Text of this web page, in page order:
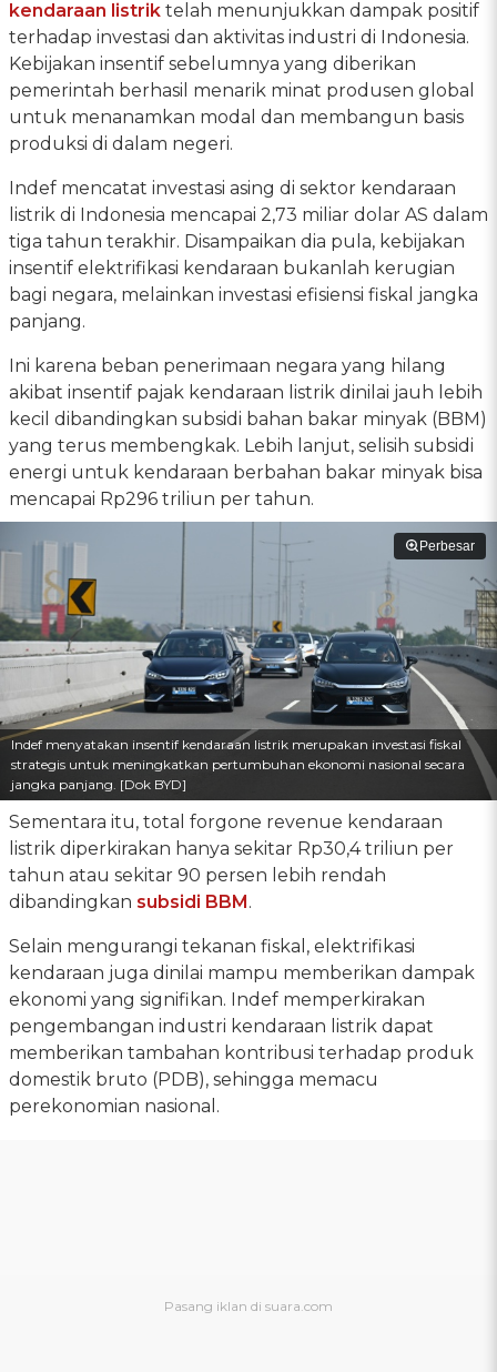
kendaraan listrik telah menunjukkan dampak positif
terhadap investasi dan aktivitas industri di Indonesia.
Kebijakan insentif sebelumnya yang diberikan
pemerintah berhasil menarik minat produsen global
untuk menanamkan modal dan membangun basis
produksi di dalam negeri.
Indef mencatat investasi asing di sektor kendaraan
listrik di Indonesia mencapai 2,73 miliar dolar AS dalam
tiga tahun terakhir. Disampaikan dia pula, kebijakan
insentif elektrifikasi kendaraan bukanlah kerugian
bagi negara, melainkan investasi efisiensi fiskal jangka
panjang.
Ini karena beban penerimaan negara yang hilang
akibat insentif pajak kendaraan listrik dinilai jauh lebih
kecil dibandingkan subsidi bahan bakar minyak (BBM)
yang terus membengkak. Lebih lanjut, selisih subsidi
energi untuk kendaraan berbahan bakar minyak bisa
mencapai Rp296 triliun per tahun.
Perbesar
Indef menyatakan insentif kendaraan listrik merupakan investasi fiskal
strategis untuk meningkatkan pertumbuhan ekonomi nasional secara
jangka panjang. [Dok BYD]
Sementara itu, total forgone revenue kendaraan
listrik diperkirakan hanya sekitar Rp30,4 triliun per
tahun atau sekitar 90 persen lebih rendah
dibandingkan subsidi BBM.
Selain mengurangi tekanan fiskal, elektrifikasi
kendaraan juga dinilai mampu memberikan dampak
ekonomi yang signifikan. Indef memperkirakan
pengembangan industri kendaraan listrik dapat
memberikan tambahan kontribusi terhadap produk
domestik bruto (PDB), sehingga memacu
perekonomian nasional.